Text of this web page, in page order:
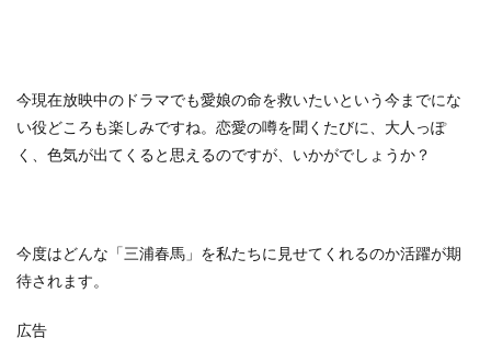
今現在放映中のドラマでも愛娘の命を救いたいという今までにな
い役どころも楽しみですね。恋愛の噂を聞くたびに、大人っぽ
く、色気が出てくると思えるのですが、いかがでしょうか？
今度はどんな「三浦春馬」を私たちに見せてくれるのか活躍が期
待されます。
広告